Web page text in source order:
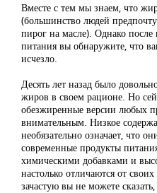
Вместе с тем мы знаем, что
(большинство людей
пирог на масле). Однако после
питания вы обнаружите, что
исчезло.
Десять лет назад было
жиров в своем рационе. Но
обезжиренные версии любых
внимательным. Низкое
необязательно означает, что
современные продукты
химическими добавками и
настолько отличаются от
зачастую вы не можете